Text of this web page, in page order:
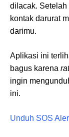
dilacak.
kontak darurat
darimu.
Aplikasi ini
bagus karena
ingin
ini.
Unduh SOS